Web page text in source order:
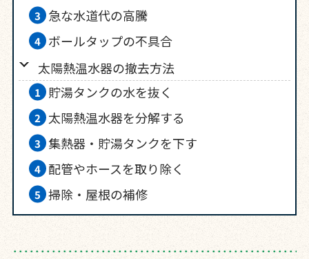
急な水道代の高騰
ボールタップの不具合
太陽熱温水器の撤去方法
貯湯タンクの水を抜く
太陽熱温水器を分解する
集熱器・貯湯タンクを下す
配管やホースを取り除く
掃除・屋根の補修